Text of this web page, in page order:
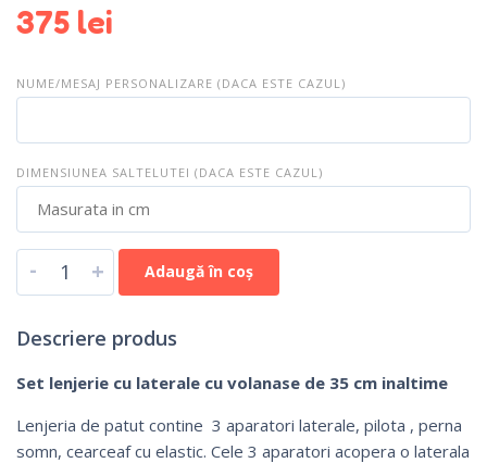
375 lei
NUME/MESAJ PERSONALIZARE (DACA ESTE CAZUL)
DIMENSIUNEA SALTELUTEI (DACA ESTE CAZUL)
- + Adaugă în coș
Descriere produs
Set lenjerie cu laterale cu volanase de 35 cm inaltime
Lenjeria de patut contine 3 aparatori laterale, pilota , perna
somn, cearceaf cu elastic. Cele 3 aparatori acopera o laterala